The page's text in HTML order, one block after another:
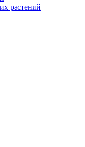
растений